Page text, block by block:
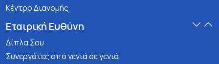
Κέντρο Διανομής
Εταιρική Ευθύνη
Δίπλα Σου
Συνεργάτες από γενιά σε γενιά